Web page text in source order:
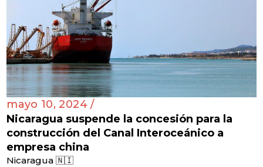
mayo 10, 2024 /
Nicaragua suspende la concesión para la
construcción del Canal Interoceánico a
empresa china
Nicaragua 🇳🇮